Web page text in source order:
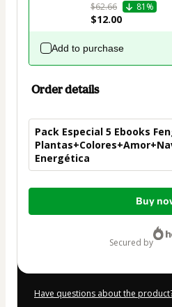
$62.66
81%
$12.00
Add to purchase
Order details
Pack Especial 5 Ebooks
Energética
Total
Buy
secured by
Have questions about the